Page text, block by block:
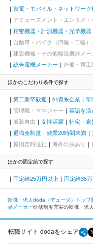
家電・モバイル・ネットワー
アミューズメント・エンタメ・
精密機器・計測機器・光学機
自動車・バイク（四輪・二輪）
建設機械・その他輸送機器メー
総合電機メーカー
造船・重工
ほかのこだわり条件で探す
第二新卒歓迎 外資系企業 年
管理職・マネジャー
英語を活
服装自由
女性活躍 社宅・家
退職金制度
残業20時間未満
原則定時退社
海外出張あり
ほかの固定給で探す
固定給25万円以上 固定給35
転職・求人doda（デューダ）トップ
品メーカー研修制度充実の転職・求
転職サイト dodaをシェア